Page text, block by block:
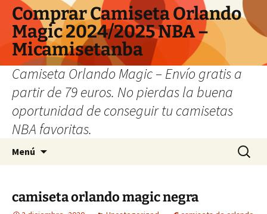
Comprar Camiseta Orlando
Magic 2024/2025 NBA –
Micamisetanba
Camiseta Orlando Magic – Envío gratis a
partir de 79 euros. No pierdas la buena
oportunidad de conseguir tu camisetas
NBA favoritas.
Menú Buscar:
camiseta orlando magic negra